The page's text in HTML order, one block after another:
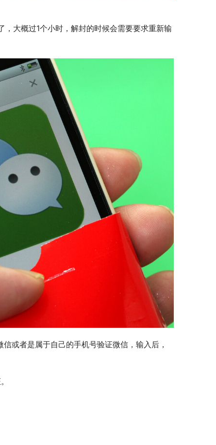
大概过1个小时，解封的时候会需要要求重新输
或者是属于自己的手机号验证微信，输入后，